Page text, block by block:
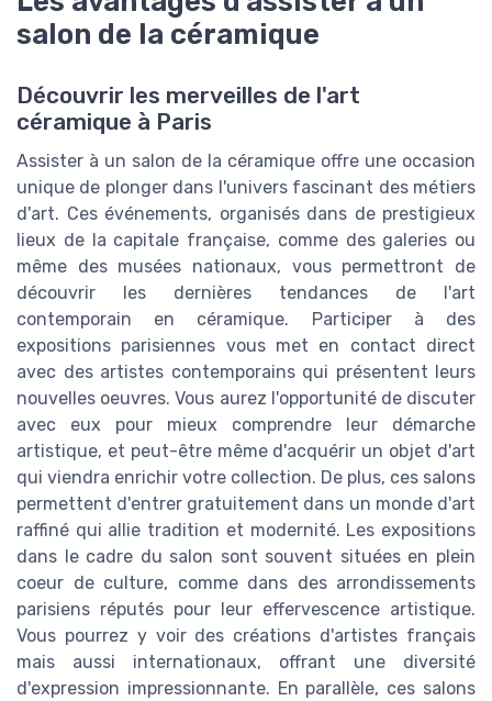
salon de la céramique
Découvrir les merveilles de l'art
céramique à Paris
Assister à un salon de la céramique offre une occasion
unique de plonger dans l'univers fascinant des métiers
d'art. Ces événements, organisés dans de prestigieux
lieux de la capitale française, comme des galeries ou
même des musées nationaux, vous permettront de
découvrir les dernières tendances de l'art
contemporain en céramique. Participer à des
expositions parisiennes vous met en contact direct
avec des artistes contemporains qui présentent leurs
nouvelles oeuvres. Vous aurez l'opportunité de discuter
avec eux pour mieux comprendre leur démarche
artistique, et peut-être même d'acquérir un objet d'art
qui viendra enrichir votre collection. De plus, ces salons
permettent d'entrer gratuitement dans un monde d'art
raffiné qui allie tradition et modernité. Les expositions
dans le cadre du salon sont souvent situées en plein
coeur de culture, comme dans des arrondissements
parisiens réputés pour leur effervescence artistique.
Vous pourrez y voir des créations d'artistes français
mais aussi internationaux, offrant une diversité
d'expression impressionnante. En parallèle, ces salons